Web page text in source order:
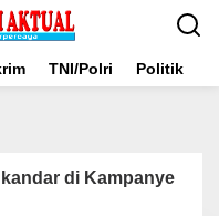
TNI/Polri Politik
di Kampanye